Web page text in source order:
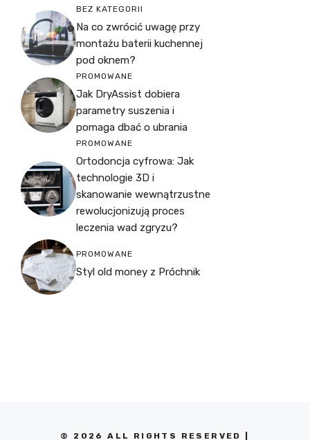
BEZ KATEGORII
Na co zwrócić uwagę przy
montażu baterii kuchennej
pod oknem?
PROMOWANE
Jak DryAssist dobiera
parametry suszenia i
pomaga dbać o ubrania
PROMOWANE
Ortodoncja cyfrowa: Jak
technologie 3D i
skanowanie wewnątrzustne
rewolucjonizują proces
leczenia wad zgryzu?
PROMOWANE
Styl old money z Próchnik
© 2026 ALL RIGHTS RESERVED |